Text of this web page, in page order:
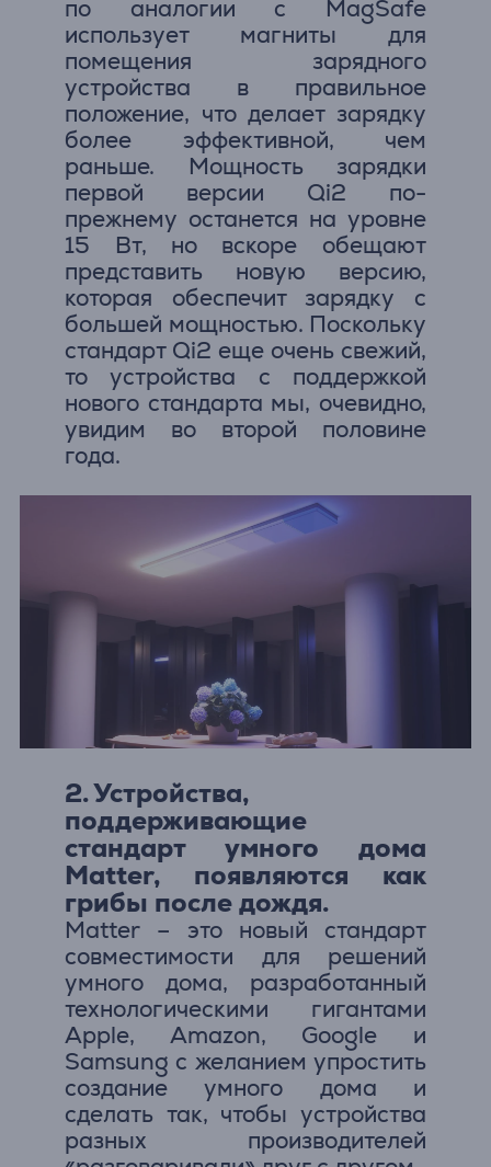
по аналогии с MagSafe
использует магниты для
помещения зарядного
устройства в правильное
положение, что делает зарядку
более эффективной, чем
раньше. Мощность зарядки
первой версии Qi2 по-
прежнему останется на уровне
15 Вт, но вскоре обещают
представить новую версию,
которая обеспечит зарядку с
большей мощностью. Поскольку
стандарт Qi2 еще очень свежий,
то устройства с поддержкой
нового стандарта мы, очевидно,
увидим во второй половине
года.
2. Устройства,
поддерживающие
стандарт умного дома
Matter, появляются как
грибы после дождя.
Matter – это новый стандарт
совместимости для решений
умного дома, разработанный
технологическими гигантами
Apple, Amazon, Google и
Samsung с желанием упростить
создание умного дома и
сделать так, чтобы устройства
разных производителей